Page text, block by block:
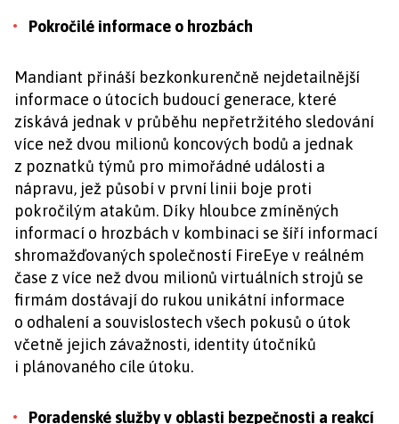
Pokročilé informace o hrozbách
Mandiant přináší bezkonkurenčně nejdetailnější
informace o útocích budoucí generace, které
získává jednak v průběhu nepřetržitého sledování
více než dvou milionů koncových bodů a jednak
z poznatků týmů pro mimořádné události a
nápravu, jež působí v první linii boje proti
pokročilým atakům. Díky hloubce zmíněných
informací o hrozbách v kombinaci se šíří informací
shromažďovaných společností FireEye v reálném
čase z více než dvou milionů virtuálních strojů se
firmám dostávají do rukou unikátní informace
o odhalení a souvislostech všech pokusů o útok
včetně jejich závažnosti, identity útočníků
i plánovaného cíle útoku.
Poradenské služby v oblasti bezpečnosti a reakcí